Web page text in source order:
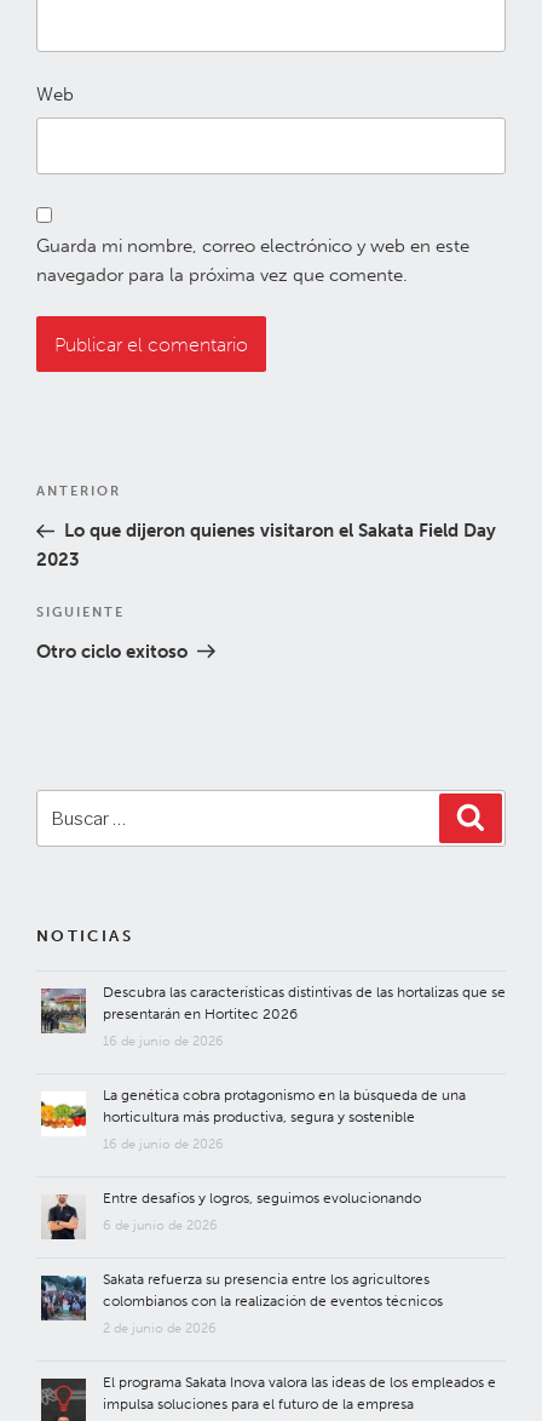
Web
Guarda mi nombre, correo electrónico y web en este
navegador para la próxima vez que comente.
Navegación
entradas
Entrada
anterior:
ANTERIOR
Lo que dijeron quienes visitaron el Sakata Field Day
2023
Siguiente
entrada
SIGUIENTE
Otro ciclo exitoso
por:
NOTICIAS
Descubra las características distintivas de las hortalizas que se
presentarán en Hortitec 2026
16 de junio de 2026
La genética cobra protagonismo en la búsqueda de una
horticultura más productiva, segura y sostenible
16 de junio de 2026
Entre desafíos y logros, seguimos evolucionando
6 de junio de 2026
Sakata refuerza su presencia entre los agricultores
colombianos con la realización de eventos técnicos
2 de junio de 2026
El programa Sakata Inova valora las ideas de los empleados e
impulsa soluciones para el futuro de la empresa